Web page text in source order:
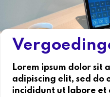
Lorem ipsum dolor sit
adipiscing elit, sed do
incididunt ut labore et